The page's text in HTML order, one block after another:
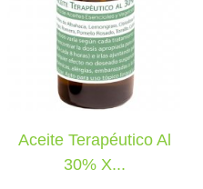
Aceite Terapéutico Al
30% X...